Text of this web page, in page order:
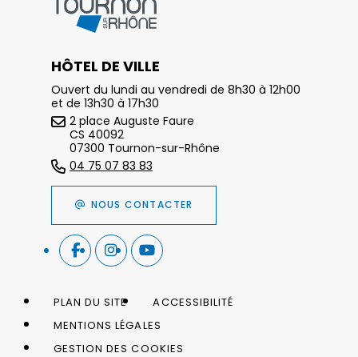
HÔTEL DE VILLE
Ouvert du lundi au vendredi de 8h30 à 12h00
et de 13h30 à 17h30
2 place Auguste Faure
CS 40092
07300 Tournon-sur-Rhône
04 75 07 83 83
NOUS CONTACTER
PLAN DU SITE
ACCESSIBILITÉ
MENTIONS LÉGALES
GESTION DES COOKIES